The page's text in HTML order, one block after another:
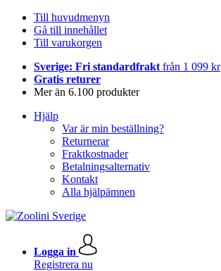
Till huvudmenyn
Gå till innehållet
Till varukorgen
Sverige: Fri standardfrakt från 1 099 kr
Gratis returer
Mer än 6.100 produkter
Hjälp
Var är min beställning?
Returnerar
Fraktkostnader
Betalningsalternativ
Kontakt
Alla hjälpämnen
Logga in
Registrera nu